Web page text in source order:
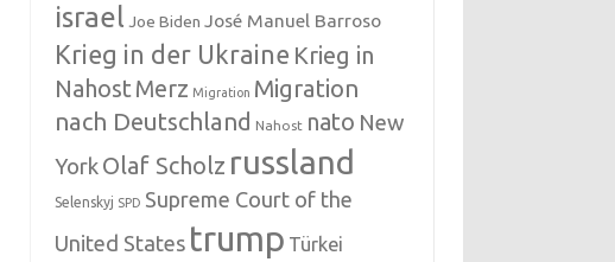
israel Joe Biden José Manuel Barroso
Krieg in der Ukraine Krieg in
NahostMerz Migration Migration
nach Deutschland Nahost nato New
YorkOlaf Scholz russland
Selenskyj SPD Supreme Court of the
United States trump Türkei